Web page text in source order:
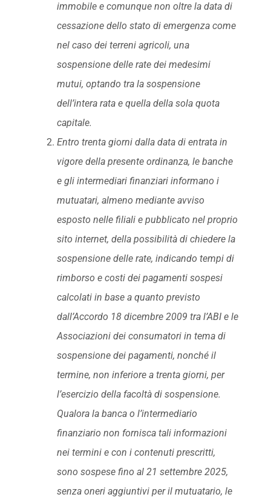
immobile e comunque non oltre la data di
cessazione dello stato di emergenza come
nel caso dei terreni agricoli, una
sospensione delle rate dei medesimi
mutui, optando tra la sospensione
dell’intera rata e quella della sola quota
capitale.
Entro trenta giorni dalla data di entrata in
vigore della presente ordinanza, le banche
e gli intermediari finanziari informano i
mutuatari, almeno mediante avviso
esposto nelle filiali e pubblicato nel proprio
sito internet, della possibilità di chiedere la
sospensione delle rate, indicando tempi di
rimborso e costi dei pagamenti sospesi
calcolati in base a quanto previsto
dall’Accordo 18 dicembre 2009 tra l’ABI e le
Associazioni dei consumatori in tema di
sospensione dei pagamenti, nonché il
termine, non inferiore a trenta giorni, per
l’esercizio della facoltà di sospensione.
Qualora la banca o l’intermediario
finanziario non fornisca tali informazioni
nei termini e con i contenuti prescritti,
sono sospese fino al 21 settembre 2025,
senza oneri aggiuntivi per il mutuatario, le